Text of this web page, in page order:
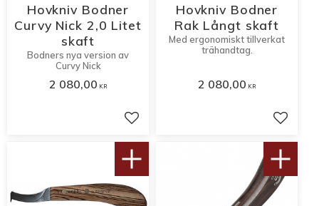
Hovkniv Bodner
Curvy Nick 2,0 Litet
skaft
Bodners nya version av
Curvy Nick
2 080,00 KR
Lägg till i favoriter
Hovkniv Bodner
Rak Långt skaft
Med ergonomiskt tillverkat
trähandtag.
2 080,00 KR
Lägg